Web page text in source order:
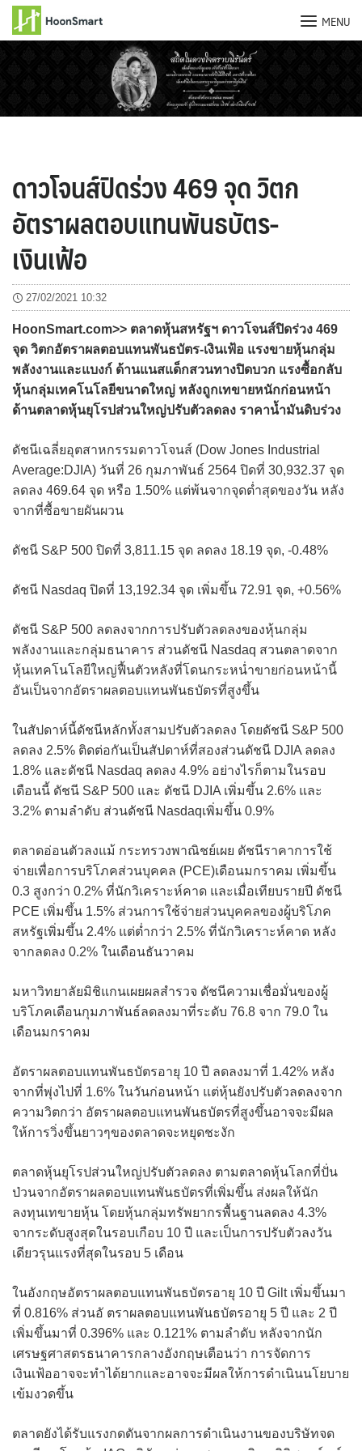
MENU
ดาวโจนส์ปิดร่วง 469 จุด วิตก
อัตราผลตอบแทนพันธบัตร-
เงินเฟ้อ
27/02/2021 10:32
HoonSmart.com>> ตลาดหุ้นสหรัฐฯ ดาวโจนส์ปิดร่วง 469
จุด วิตกอัตราผลตอบแทนพันธบัตร-เงินเฟ้อ แรงขายหุ้นกลุ่ม
พลังงานและแบงก์ ด้านแนสแด็กสวนทางปิดบวก แรงซื้อกลับ
หุ้นกลุ่มเทคโนโลยีขนาดใหญ่ หลังถูกเทขายหนักก่อนหน้า
ด้านตลาดหุ้นยุโรปส่วนใหญ่ปรับตัวลดลง ราคาน้ำมันดิบร่วง
ดัชนีเฉลี่ยอุตสาหกรรมดาวโจนส์ (Dow Jones Industrial
Average:DJIA) วันที่ 26 กุมภาพันธ์ 2564 ปิดที่ 30,932.37 จุด
ลดลง 469.64 จุด หรือ 1.50% แต่พ้นจากจุดต่ำสุดของวัน หลัง
จากที่ซื้อขายผันผวน
ดัชนี S&P 500 ปิดที่ 3,811.15 จุด ลดลง 18.19 จุด, -0.48%
ดัชนี Nasdaq ปิดที่ 13,192.34 จุด เพิ่มขึ้น 72.91 จุด, +0.56%
ดัชนี S&P 500 ลดลงจากการปรับตัวลดลงของหุ้นกลุ่ม
พลังงานและกลุ่มธนาคาร ส่วนดัชนี Nasdaq สวนตลาดจาก
หุ้นเทคโนโลยีใหญ่ฟื้นตัวหลังที่โดนกระหน่ำขายก่อนหน้านี้
อันเป็นจากอัตราผลตอบแทนพันธบัตรที่สูงขึ้น
ในสัปดาห์นี้ดัชนีหลักทั้งสามปรับตัวลดลง โดยดัชนี S&P 500
ลดลง 2.5% ติดต่อกันเป็นสัปดาห์ที่สองส่วนดัชนี DJIA ลดลง
1.8% และดัชนี Nasdaq ลดลง 4.9% อย่างไรก็ตามในรอบ
เดือนนี้ ดัชนี S&P 500 และ ดัชนี DJIA เพิ่มขึ้น 2.6% และ
3.2% ตามลำดับ ส่วนดัชนี Nasdaqเพิ่มขึ้น 0.9%
ตลาดอ่อนตัวลงแม้ กระทรวงพาณิชย์เผย ดัชนีราคาการใช้
จ่ายเพื่อการบริโภคส่วนบุคคล (PCE)เดือนมกราคม เพิ่มขึ้น
0.3 สูงกว่า 0.2% ที่นักวิเคราะห์คาด และเมื่อเทียบรายปี ดัชนี
PCE เพิ่มขึ้น 1.5% ส่วนการใช้จ่ายส่วนบุคคลของผู้บริโภค
สหรัฐเพิ่มขึ้น 2.4% แต่ต่ำกว่า 2.5% ที่นักวิเคราะห์คาด หลัง
จากลดลง 0.2% ในเดือนธันวาคม
มหาวิทยาลัยมิชิแกนเผยผลสำรวจ ดัชนีความเชื่อมั่นของผู้
บริโภคเดือนกุมภาพันธ์ลดลงมาที่ระดับ 76.8 จาก 79.0 ใน
เดือนมกราคม
อัตราผลตอบแทนพันธบัตรอายุ 10 ปี ลดลงมาที่ 1.42% หลัง
จากที่พุ่งไปที่ 1.6% ในวันก่อนหน้า แต่หุ้นยังปรับตัวลดลงจาก
ความวิตกว่า อัตราผลตอบแทนพันธบัตรที่สูงขึ้นอาจจะมีผล
ให้การวิ่งขึ้นยาวๆของตลาดจะหยุดชะงัก
ตลาดหุ้นยุโรปส่วนใหญ่ปรับตัวลดลง ตามตลาดหุ้นโลกที่ปั่น
ป่วนจากอัตราผลตอบแทนพันธบัตรที่เพิ่มขึ้น ส่งผลให้นัก
ลงทุนเทขายหุ้น โดยหุ้นกลุ่มทรัพยากรพื้นฐานลดลง 4.3%
จากระดับสูงสุดในรอบเกือบ 10 ปี และเป็นการปรับตัวลงวัน
เดียวรุนแรงที่สุดในรอบ 5 เดือน
ในอังกฤษอัตราผลตอบแทนพันธบัตรอายุ 10 ปี Gilt เพิ่มขึ้นมา
ที่ 0.816% ส่วนอั ตราผลตอบแทนพันธบัตรอายุ 5 ปี และ 2 ปี
เพิ่มขึ้นมาที่ 0.396% และ 0.121% ตามลำดับ หลังจากนัก
เศรษฐศาสตรธนาคารกลางอังกฤษเตือนว่า การจัดการ
เงินเฟ้ออาจจะทำได้ยากและอาจจะมีผลให้การดำเนินนโยบาย
เข้มงวดขึ้น
ตลาดยังได้รับแรงกดดันจากผลการดำเนินงานของบริษัทจด